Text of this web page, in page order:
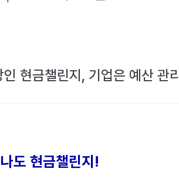
현금챌린지, 기업은 예산 관리
도 현금챌린지!